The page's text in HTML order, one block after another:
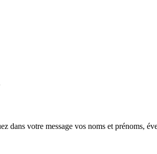
dans votre message vos noms et prénoms,